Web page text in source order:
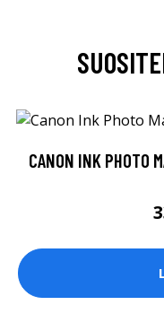
CANON INK PHOTO